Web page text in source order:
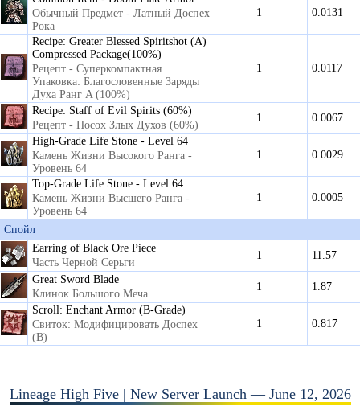
Обычный Предмет - Латный Доспех
Рока
1 0.0131
Recipe: Greater Blessed Spiritshot (A)
Compressed Package(100%)
Рецепт - Суперкомпактная
Упаковка: Благословенные Заряды
Духа Ранг A (100%)
1 0.0117
Recipe: Staff of Evil Spirits (60%)
Рецепт - Посох Злых Духов (60%)
1
0.0067
High-Grade Life Stone - Level 64
Камень Жизни Высокого Ранга -
Уровень 64
1 0.0029
Top-Grade Life Stone - Level 64
Камень Жизни Высшего Ранга -
Уровень 64
1 0.0005
Спойл
Earring of Black Ore Piece
Часть Черной Серьги
1
11.57
Great Sword Blade
Клинок Большого Меча
1
1.87
Scroll: Enchant Armor (B-Grade)
Свиток: Модифицировать Доспех
(B)
1 0.817
Lineage High Five | New Server Launch — June 12, 2026